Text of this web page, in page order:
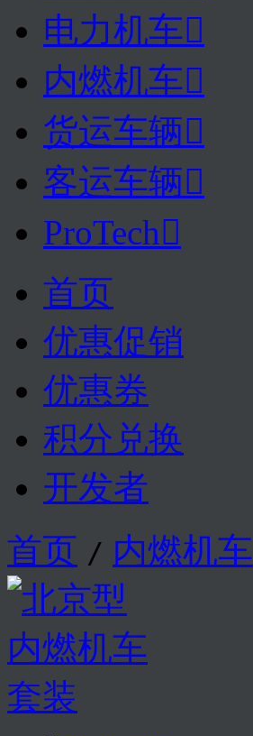
电力机车
内燃机车
货运车辆
客运车辆
ProTech
首页
优惠促销
优惠券
积分兑换
开发者
首页 / 内燃机车